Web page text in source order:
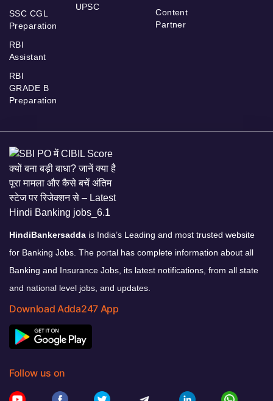
SSC CGL
Preparation
RBI
Assistant
RBI
GRADE B
Preparation
UPSC
Content
Partner
HindiBankersadda is India’s Leading and most trusted website
for Banking Jobs. The portal has complete information about all
Banking and Insurance Jobs, its latest notifications, from all state
and national level jobs, and updates.
Download Adda247 App
Follow us on